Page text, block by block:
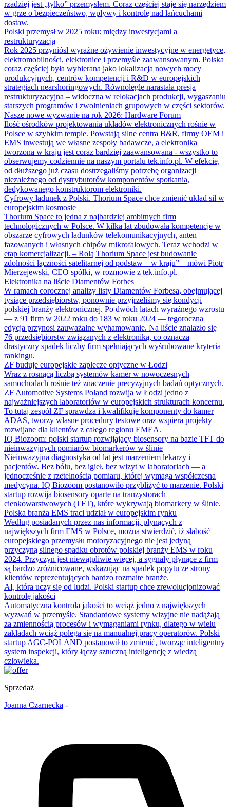
rzadziej jest „tylko” przemysłem. Coraz częściej staje się narzędziem
w grze o bezpieczeństwo, wpływy i kontrolę nad łańcuchami
dostaw.
Polski przemysł w 2025 roku: między inwestycjami a
restrukturyzacją
Rok 2025 przyniósł wyraźne ożywienie inwestycyjne w energetyce,
elektromobilności, elektronice i przemyśle zaawansowanym. Polska
coraz częściej była wybierana jako lokalizacja nowych mocy
produkcyjnych, centrów kompetencji i R&D w europejskich
strategiach nearshoringowych. Równolegle narastała presja
restrukturyzacyjna – widoczna w relokacjach produkcji, wygaszaniu
starszych programów i zwolnieniach grupowych w części sektorów.
Nasze nowe wyzwanie na rok 2026: Hardware Forum
Ilość ośrodków projektowania układów elektronicznych rośnie w
Polsce w szybkim tempie. Powstają silne centra B&R, firmy OEM i
EMS inwestują we własne zespoły badawcze, a elektronika
tworzona w kraju jest coraz bardziej zaawansowana - wszystko to
obserwujemy codziennie na naszym portalu tek.info.pl. W efekcie,
od dłuższego już czasu dostrzegaliśmy potrzebę organizacji
niezależnego od dystrybutorów komponentów spotkania,
dedykowanego konstruktorom elektroniki.
Cyfrowy ładunek z Polski. Thorium Space chce zmienić układ sił w
europejskim kosmosie
Thorium Space to jedna z najbardziej ambitnych firm
technologicznych w Polsce. W kilka lat zbudowała kompetencje w
obszarze cyfrowych ładunków telekomunikacyjnych, anten
fazowanych i własnych chipów mikrofalowych. Teraz wchodzi w
etap komercjalizacji. – Rolą Thorium Space jest budowanie
zdolności łączności satelitarnej od podstaw – w kraju” – mówi Piotr
Mierzejewski, CEO spółki, w rozmowie z tek.info.pl.
Elektronika na liście Diamentów Forbes
W ramach corocznej analizy listy Diamentów Forbesa, obejmującej
tysiące przedsiębiorstw, ponownie przyjrzeliśmy się kondycji
polskiej branży elektronicznej. Po dwóch latach wyraźnego wzrostu
— z 91 firm w 2022 roku do 183 w roku 2024 — tegoroczna
edycja przynosi zauważalne wyhamowanie. Na liście znalazło się
76 przedsiębiorstw związanych z elektroniką, co oznacza
drastyczny spadek liczby firm spełniających wyśrubowane kryteria
rankingu.
ZF buduje europejskie zaplecze optyczne w Łodzi
Wraz z rosnącą liczbą systemów kamer w nowoczesnych
samochodach rośnie też znaczenie precyzyjnych badań optycznych.
ZF Automotive Systems Poland rozwija w Łodzi jedno z
najważniejszych laboratoriów w europejskich strukturach koncernu.
To tutaj zespół ZF sprawdza i kwalifikuje komponenty do kamer
ADAS, tworzy własne procedury testowe oraz wspiera projekty
rozwijane dla klientów z całego regionu EMEA.
IQ Biozoom: polski startup rozwijający biosensory na bazie TFT do
nieinwazyjnych pomiarów biomarkerów w ślinie
Nieinwazyjna diagnostyka od lat jest marzeniem lekarzy i
pacjentów. Bez bólu, bez igieł, bez wizyt w laboratoriach — a
jednocześnie z rzetelnością pomiaru, której wymaga współczesna
medycyna. IQ Biozoom postanowiło przybliżyć to marzenie. Polski
startup rozwija biosensory oparte na tranzystorach
cienkowarstwowych (TFT), które wykrywają biomarkery w ślinie.
Polska branża EMS traci udział w europejskim rynku
Według posiadanych przez nas informacji, płynących z
największych firm EMS w Polsce, można stwierdzić, iż słabość
europejskiego przemysłu motoryzacyjnego nie jest jedyną
przyczyną silnego spadku obrotów polskiej branży EMS w roku
2024. Przyczyn jest niewątpliwie więcej, a sygnały płynące z firm
są bardzo zróżnicowane, wskazując na spadek popytu ze strony
klientów reprezentujących bardzo rozmaite branże.
AI, która uczy się od ludzi. Polski startup chce zrewolucjonizować
kontrolę jakości
Automatyczna kontrola jakości to wciąż jedno z największych
wyzwań w przemyśle. Standardowe systemy wizyjne nie nadążają
za zmiennością procesów i wymaganiami rynku, dlatego w wielu
zakładach wciąż polega się na manualnej pracy operatorów. Polski
startup AGC-POLAND postanowił to zmienić, tworząc inteligentny
system inspekcji, który łączy sztuczną inteligencję z wiedzą
człowieka.
Sprzedaż
Joanna Czarnecka -